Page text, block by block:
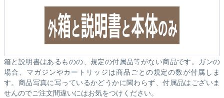
箱と説明書はあるものの、規定の付属品等がない商品です。ガンの
場合、マガジンやカートリッジは商品ごとの規定の数が付属しま
す。商品写真に写っているかどうかに関わらず、付属品はございま
せんのでご注文間違いにはお気をつけください。